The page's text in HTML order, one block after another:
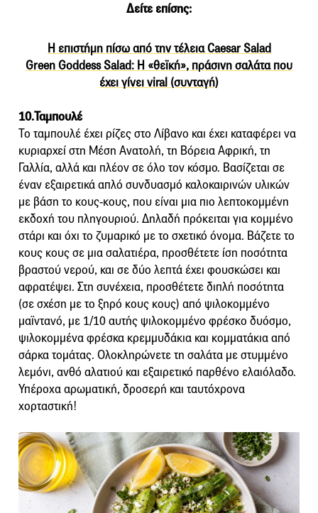
Δείτε επίσης:
Η επιστήμη πίσω από την τέλεια Caesar Salad
Green Goddess Salad: H «θεϊκή», πράσινη σαλάτα που
έχει γίνει viral (συνταγή)
10.Ταμπουλέ
Το ταμπουλέ έχει ρίζες στο Λίβανο και έχει καταφέρει να
κυριαρχεί στη Μέση Ανατολή, τη Βόρεια Αφρική, τη
Γαλλία, αλλά και πλέον σε όλο τον κόσμο. Βασίζεται σε
έναν εξαιρετικά απλό συνδυασμό καλοκαιρινών υλικών
με βάση το κους-κους, που είναι μια πιο λεπτοκομμένη
εκδοχή του πληγουριού. Δηλαδή πρόκειται για κομμένο
στάρι και όχι το ζυμαρικό με το σχετικό όνομα. Βάζετε το
κους κους σε μια σαλατιέρα, προσθέτετε ίση ποσότητα
βραστού νερού, και σε δύο λεπτά έχει φουσκώσει και
αφρατέψει. Στη συνέχεια, προσθέτετε διπλή ποσότητα
(σε σχέση με το ξηρό κους κους) από ψιλοκομμένο
μαϊντανό, με 1/10 αυτής ψιλοκομμένο φρέσκο δυόσμο,
ψιλοκομμένα φρέσκα κρεμμυδάκια και κομματάκια από
σάρκα τομάτας. Ολοκληρώνετε τη σαλάτα με στυμμένο
λεμόνι, ανθό αλατιού και εξαιρετικό παρθένο ελαιόλαδο.
Υπέροχα αρωματική, δροσερή και ταυτόχρονα
χορταστική!